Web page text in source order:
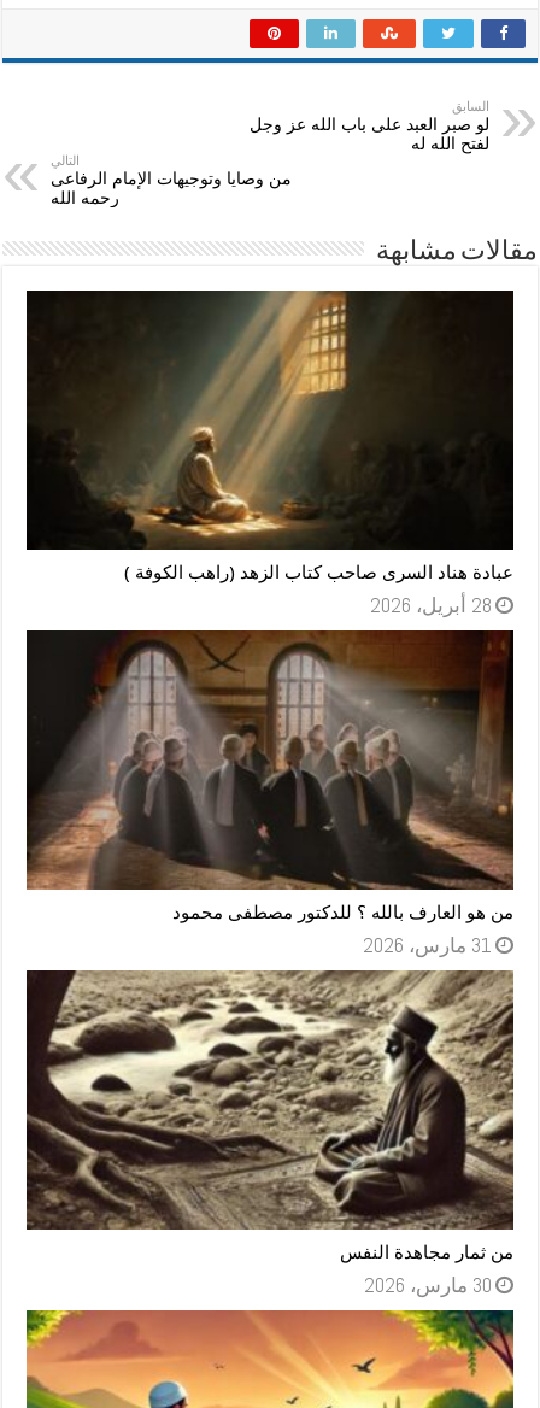
السابق
ﻟﻮ ﺻﺒﺮ ﺍﻟﻌﺒﺪ ﻋﻠﻰ ﺑﺎﺏ ﺍﻟﻠﻪ ﻋﺰ ﻭﺟﻞ
ﻟﻔﺘﺢ ﺍﻟﻠﻪ ﻟﻪ
التالي
من وصايا وتوجيهات الإمام الرفاعى
رحمه الله
مقالات مشابهة
عبادة هناد السرى صاحب كتاب الزهد (راهب الكوفة )
28 أبريل، 2026
من هو العارف بالله ؟ للدكتور مصطفى محمود
31 مارس، 2026
من ثمار مجاهدة النفس
30 مارس، 2026